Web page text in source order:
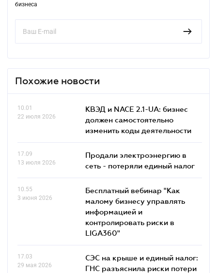
бизнеса
Похожие новости
10.01
22 июля 2026
КВЭД и NACE 2.1-UA: бизнес
должен самостоятельно
изменить коды деятельности
17.09
13 июля 2026
Продали электроэнергию в
сеть - потеряли единый налог
10.55
3 июня 2026
Бесплатный вебинар "Как
малому бизнесу управлять
информацией и
контролировать риски в
LIGA360"
17.03
29 мая 2026
СЭС на крыше и единый налог:
ГНС разъяснила риски потери